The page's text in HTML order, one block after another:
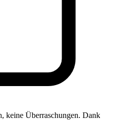
keine Überraschungen. Dank